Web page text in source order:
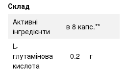
Склад
Активні
інгредієнти
в 8 капс.**
L-
глутамінова
кислота
0.2 г